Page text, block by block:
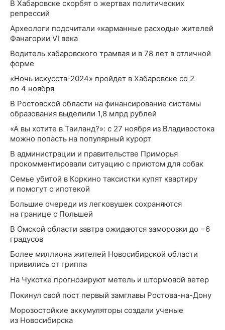
В Хабаровске скорбят о жертвах политических
репрессий
Археологи подсчитали «карманные расходы» жителей
Фанагории VI века
Водитель хабаровского трамвая и в 78 лет в отличной
форме
«Ночь искусств-2024» пройдет в Хабаровске со 2
по 4 ноября
В Ростовской области на финансирование системы
образования выделили 1,8 млрд рублей
«А вы хотите в Таиланд?»: с 27 ноября из Владивостока
можно попасть на популярный курорт
В администрации и правительстве Приморья
прокомментировали ситуацию с приютом для собак
Семье убитой в Коркино таксистки купят квартиру
и помогут с ипотекой
Большие очереди из легковушек сохраняются
на границе с Польшей
В Омской области завтра ожидаются заморозки до −6
градусов
Более миллиона жителей Новосибирской области
привились от гриппа
На Чукотке прогнозируют метель и штормовой ветер
Покинул свой пост первый замглавы Ростова-на-Дону
Морозостойкие аккумуляторы создали ученые
из Новосибирска